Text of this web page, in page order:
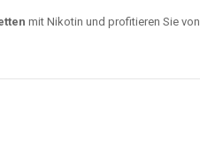
mit Nikotin und profitieren Sie von